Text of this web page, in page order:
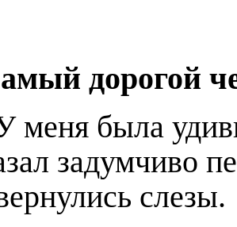
дорогой
меня была
задумчиво
слезы.